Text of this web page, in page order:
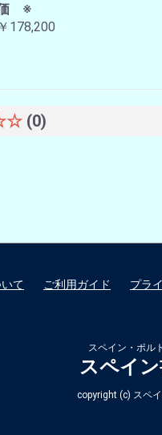
※
￥178,200
(0)
て ご利用ガイド プラ
スペイン・ポル
スペイ
copyright (c) スペ